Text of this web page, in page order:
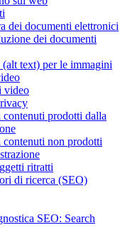
dei documenti elettronici
dei documenti
text) per le immagini
video
prodotti dalla
non prodotti
ritratti
di ricerca (SEO)
SEO: Search